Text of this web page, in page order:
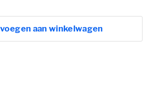
aan winkelwagen